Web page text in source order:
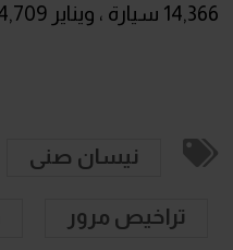
14,366 سيارة ، ويناير 14,709 سيارة.
نيسان صنى
تراخيص مرور